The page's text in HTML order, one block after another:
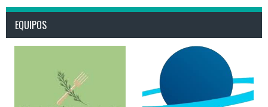
EQUIPOS